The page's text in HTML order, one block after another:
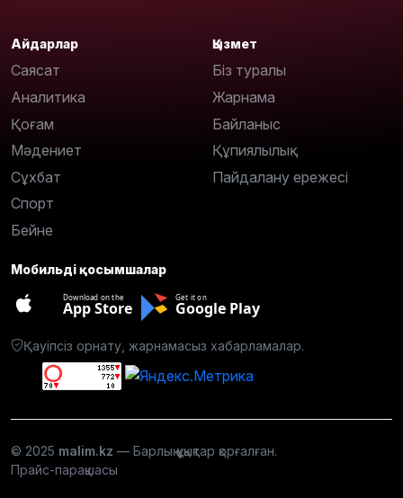
Айдарлар
Саясат
Аналитика
Қоғам
Мәдениет
Сұхбат
Спорт
Бейне
Қызмет
Біз туралы
Жарнама
Байланыс
Құпиялылық
Пайдалану ережесі
Мобильді қосымшалар
Download on the
App Store
Get it on
Google Play
Қауіпсіз орнату, жарнамасыз хабарламалар.
© 2025 malim.kz — Барлық құқықтар қорғалған.
Прайс-парақшасы